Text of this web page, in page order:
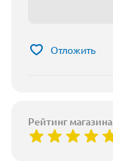
Отложить
Рейтинг магазина